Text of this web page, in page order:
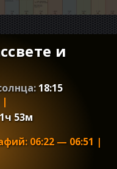
и
18:15
ч 53м
: 06:22 — 06:51 |